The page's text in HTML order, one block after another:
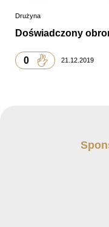
Drużyna
Doświadczony
0 21.12.2019